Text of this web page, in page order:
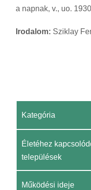
a napnak, v., uo.
Irodalom: Sziklay
Kategória
Életéhez
települések
Működési ideje